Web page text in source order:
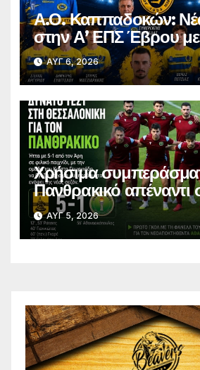
Α.Ο. Καππαδοκών:
στην Α’ ΕΠΣ Έβρου με
φιλοδοξίες,
επένδυση στη νέα
ΑΥΓ 6, 2026
Χρήσιμα
Πανθρακικό απέναντι
ΑΥΓ 5, 2026